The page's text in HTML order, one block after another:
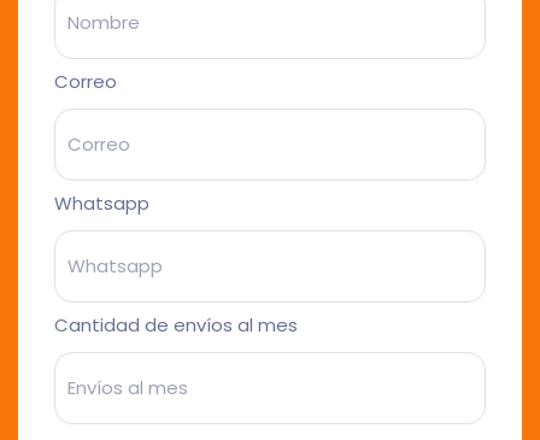
Correo
Whatsapp
Cantidad de envíos al mes